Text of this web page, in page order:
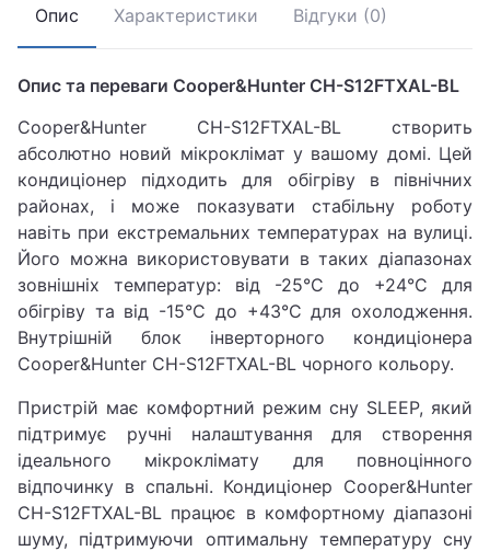
Опис Характеристики Відгуки (0)
Опис та переваги Cooper&Hunter CH-S12FTXAL-BL
Cooper&Hunter CH-S12FTXAL-BL створить
абсолютно новий мікроклімат у вашому домі. Цей
кондиціонер підходить для обігріву в північних
районах, і може показувати стабільну роботу
навіть при екстремальних температурах на вулиці.
Його можна використовувати в таких діапазонах
зовнішніх температур: від -25°C до +24°C для
обігріву та від -15°C до +43°C для охолодження.
Внутрішній блок інверторного кондиціонера
Cooper&Hunter CH-S12FTXAL-BL чорного кольору.
Пристрій має комфортний режим сну SLEEP, який
підтримує ручні налаштування для створення
ідеального мікроклімату для повноцінного
відпочинку в спальні. Кондиціонер Cooper&Hunter
CH-S12FTXAL-BL працює в комфортному діапазоні
шуму, підтримуючи оптимальну температуру сну